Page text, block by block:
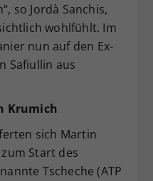
so Jordà Sanchis,
wohlfühlt. Im
nun auf den Ex-
Safiullin aus
Krumich
sich Martin
Start des
Tscheche (ATP